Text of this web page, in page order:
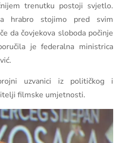
trenutku postoji svjetlo.
hrabro stojimo pred svim
da čovjekova sloboda počinje
je federalna ministrica
uzvanici iz političkog i
filmske umjetnosti.